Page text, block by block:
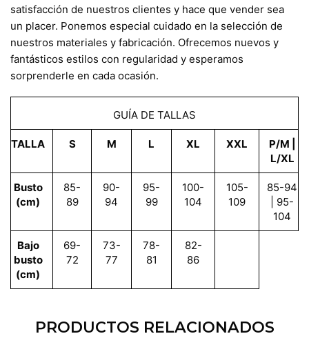
satisfacción de nuestros clientes y hace que vender sea
un placer. Ponemos especial cuidado en la selección de
nuestros materiales y fabricación. Ofrecemos nuevos y
fantásticos estilos con regularidad y esperamos
sorprenderle en cada ocasión.
GUÍA DE TALLAS
TALLA S M L XL XXL
P/M |
L/XL
Busto
(cm)
85-
89
90-
94
95-
99
100-
104
105-
109
85-94
| 95-
104
Bajo
busto
(cm)
69-
72
73-
77
78-
81
82-
86
PRODUCTOS RELACIONADOS